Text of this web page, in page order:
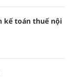
kế toán thuế nội